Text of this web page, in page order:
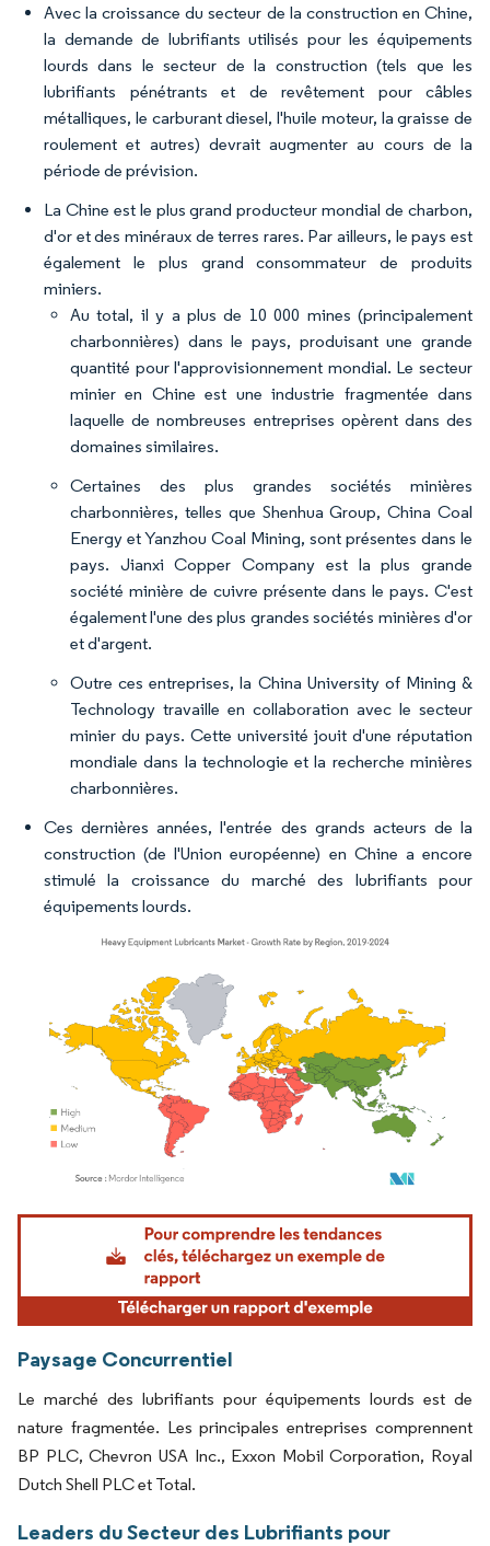
Avec la croissance du secteur de la construction en Chine,
la demande de lubrifiants utilisés pour les équipements
lourds dans le secteur de la construction (tels que les
lubrifiants pénétrants et de revêtement pour câbles
métalliques, le carburant diesel, l'huile moteur, la graisse de
roulement et autres) devrait augmenter au cours de la
période de prévision.
La Chine est le plus grand producteur mondial de charbon,
d'or et des minéraux de terres rares. Par ailleurs, le pays est
également le plus grand consommateur de produits
miniers.
Au total, il y a plus de 10 000 mines (principalement
charbonnières) dans le pays, produisant une grande
quantité pour l'approvisionnement mondial. Le secteur
minier en Chine est une industrie fragmentée dans
laquelle de nombreuses entreprises opèrent dans des
domaines similaires.
Certaines des plus grandes sociétés minières
charbonnières, telles que Shenhua Group, China Coal
Energy et Yanzhou Coal Mining, sont présentes dans le
pays. Jianxi Copper Company est la plus grande
société minière de cuivre présente dans le pays. C'est
également l'une des plus grandes sociétés minières d'or
et d'argent.
Outre ces entreprises, la China University of Mining &
Technology travaille en collaboration avec le secteur
minier du pays. Cette université jouit d'une réputation
mondiale dans la technologie et la recherche minières
charbonnières.
Ces dernières années, l'entrée des grands acteurs de la
construction (de l'Union européenne) en Chine a encore
stimulé la croissance du marché des lubrifiants pour
équipements lourds.
Image © Mordor Intelligence. La réutilisation nécessite une attribution sous CC BY
Paysage Concurrentiel
Le marché des lubrifiants pour équipements lourds est de
nature fragmentée. Les principales entreprises comprennent
BP PLC, Chevron USA Inc., Exxon Mobil Corporation, Royal
Dutch Shell PLC et Total.
Leaders du Secteur des Lubrifiants pour